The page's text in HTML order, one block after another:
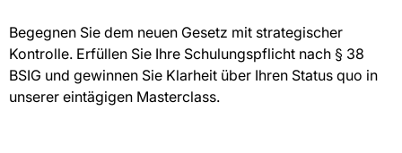
Begegnen Sie dem neuen Gesetz mit strategischer
Kontrolle. Erfüllen Sie Ihre Schulungspflicht nach § 38
BSIG und gewinnen Sie Klarheit über Ihren Status quo in
unserer eintägigen Masterclass.